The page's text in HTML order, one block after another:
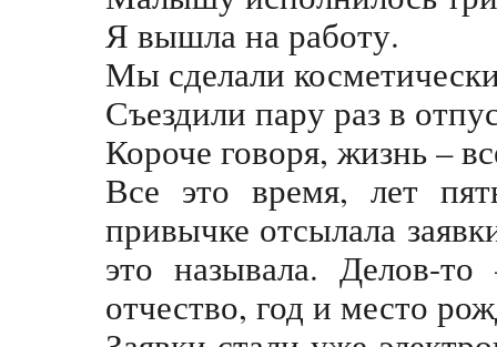
Я вышла на работу.
Мы сделали
Съездили пару раз в
Короче говоря, жизнь –
Все это время, лет
привычке отсылала
это называла. Делов-
отчество, год и место